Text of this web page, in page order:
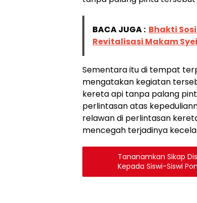
BACA JUGA : Bhakti
Revitalisasi Makam
Sementara itu di tempat
mengatakan kegiatan
kereta api tanpa palang
perlintasan atas
relawan di perlintasan
mencegah terjadinya
Tananamkan Sikap